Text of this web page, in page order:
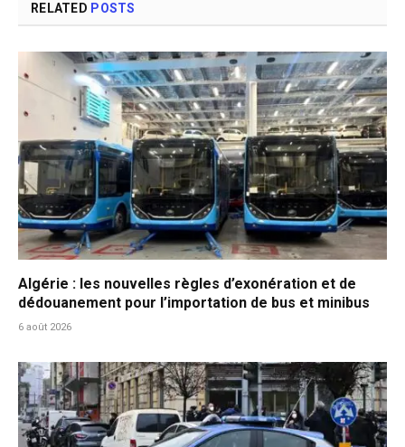
RELATED POSTS
Algérie : les nouvelles règles d’exonération et de
dédouanement pour l’importation de bus et minibus
6 août 2026